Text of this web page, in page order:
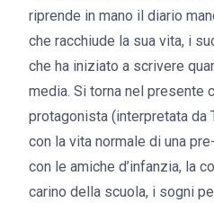
riprende in mano il diario
che racchiude la sua vita, i
che ha iniziato a scrivere
media. Si torna nel presente
protagonista (interpretata da
con la vita normale di una
con le amiche d’infanzia, la
carino della scuola, i sogni